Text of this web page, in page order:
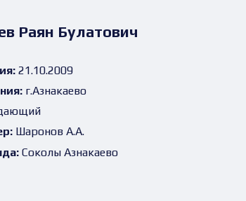
Раян Булатович
21.10.2009
г.Азнакаево
Шаронов А.А.
Соколы Азнакаево